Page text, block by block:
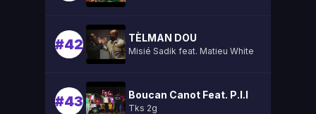
#42 TÈLMAN DOU
Misié Sadik feat. Matieu White
#43 Boucan Canot Feat. P.l.l
Tks 2g